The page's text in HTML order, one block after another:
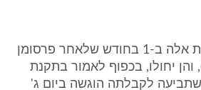
(א) תחילתן של תקנות אלה ב-1 בחודש שלאחר פרסומן
והן יחולו, בכפוף לאמור בתקנת
לקבלתה הוגשה ביום ג'